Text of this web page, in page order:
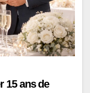
15 ans de